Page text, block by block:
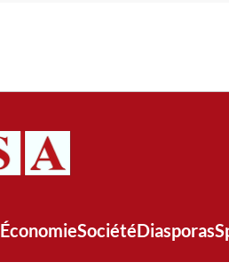
ÉconomieSociétéDiasporas